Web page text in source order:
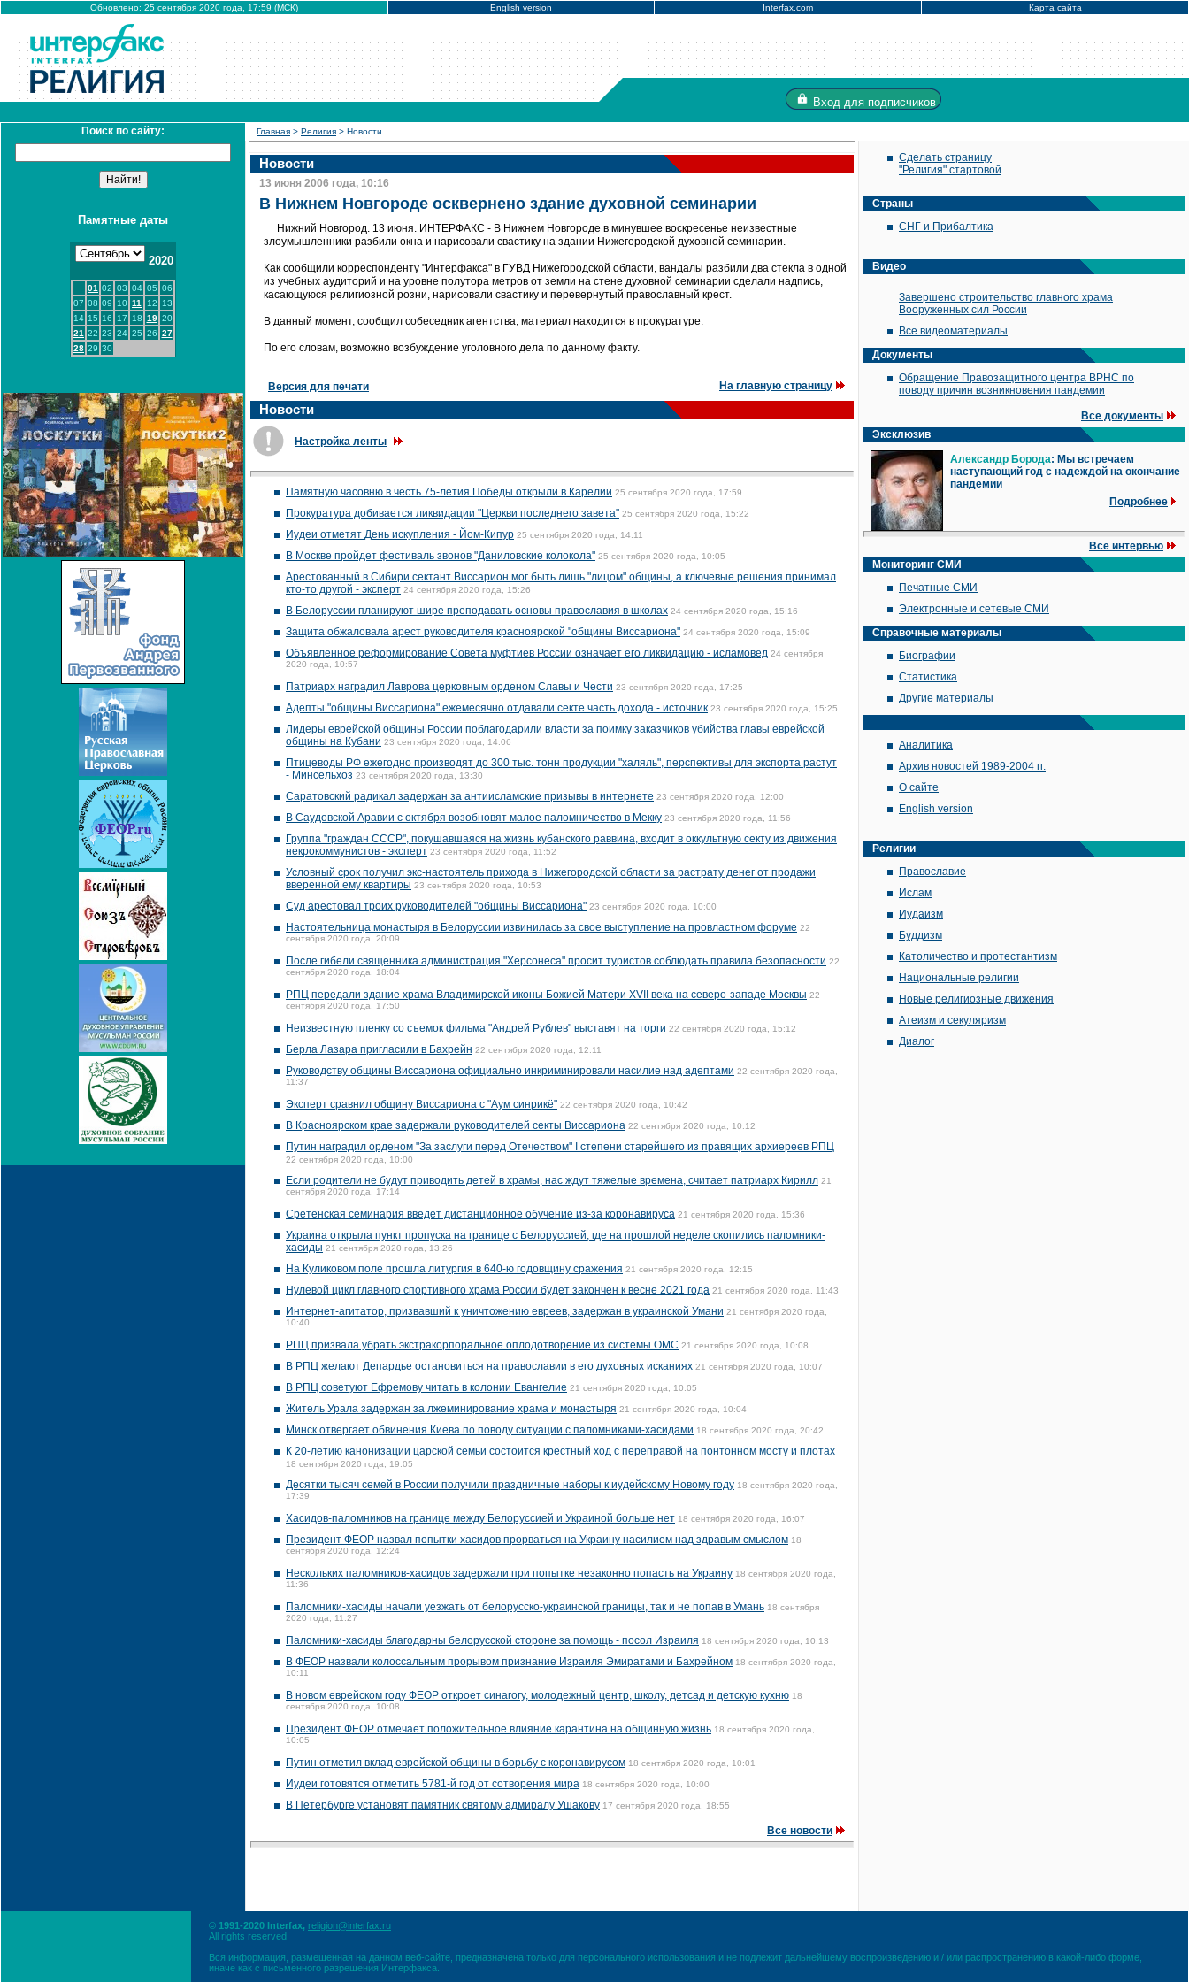
Обновлено: 25 сентября 2020 года, 17:59 (МСК) English version Interfax.com Карта сайта
Вход для подписчиков
Поиск по сайту:
Памятные даты
2020
01 02 03 04 05 06
07 08 09 10 11 12
13
14 15 16 17 18 19 20
21 22 23 24 25 26 27
28 29 30
Главная > Религия > Новости
Новости
13 июня 2006 года, 10:16
В Нижнем Новгороде осквернено здание духовной семинарии
Нижний Новгород. 13 июня. ИНТЕРФАКС - В Нижнем Новгороде в минувшее воскресенье неизвестные
злоумышленники разбили окна и нарисовали свастику на здании Нижегородской духовной семинарии.
Как сообщили корреспонденту "Интерфакса" в ГУВД Нижегородской области, вандалы разбили два стекла в одной
из учебных аудиторий и на уровне полутора метров от земли на стене духовной семинарии сделали надпись,
касающуюся религиозной розни, нарисовали свастику и перевернутый православный крест.
В данный момент, сообщил собеседник агентства, материал находится в прокуратуре.
По его словам, возможно возбуждение уголовного дела по данному факту.
Версия для печати На главную страницу
Новости
Настройка ленты
Памятную часовню в честь 75-летия Победы открыли в Карелии 25 сентября 2020 года, 17:59
Прокуратура добивается ликвидации "Церкви последнего завета" 25 сентября 2020 года, 15:22
Иудеи отметят День искупления - Йом-Кипур 25 сентября 2020 года, 14:11
В Москве пройдет фестиваль звонов "Даниловские колокола" 25 сентября 2020 года, 10:05
Арестованный в Сибири сектант Виссарион мог быть лишь "лицом" общины, а ключевые решения принимал
кто-то другой - эксперт 24 сентября 2020 года, 15:26
В Белоруссии планируют шире преподавать основы православия в школах 24 сентября 2020 года, 15:16
Защита обжаловала арест руководителя красноярской "общины Виссариона" 24 сентября 2020 года, 15:09
Объявленное реформирование Совета муфтиев России означает его ликвидацию - исламовед 24 сентября
2020 года, 10:57
Патриарх наградил Лаврова церковным орденом Славы и Чести 23 сентября 2020 года, 17:25
Адепты "общины Виссариона" ежемесячно отдавали секте часть дохода - источник 23 сентября 2020 года, 15:25
Лидеры еврейской общины России поблагодарили власти за поимку заказчиков убийства главы еврейской
общины на Кубани 23 сентября 2020 года, 14:06
Птицеводы РФ ежегодно производят до 300 тыс. тонн продукции "халяль", перспективы для экспорта растут
- Минсельхоз 23 сентября 2020 года, 13:30
Саратовский радикал задержан за антиисламские призывы в интернете 23 сентября 2020 года, 12:00
В Саудовской Аравии с октября возобновят малое паломничество в Мекку 23 сентября 2020 года, 11:56
Группа "граждан СССР", покушавшаяся на жизнь кубанского раввина, входит в оккультную секту из движения
некрокоммунистов - эксперт 23 сентября 2020 года, 11:52
Условный срок получил экс-настоятель прихода в Нижегородской области за растрату денег от продажи
вверенной ему квартиры 23 сентября 2020 года, 10:53
Суд арестовал троих руководителей "общины Виссариона" 23 сентября 2020 года, 10:00
Настоятельница монастыря в Белоруссии извинилась за свое выступление на провластном форуме 22
сентября 2020 года, 20:09
После гибели священника администрация "Херсонеса" просит туристов соблюдать правила безопасности 22
сентября 2020 года, 18:04
РПЦ передали здание храма Владимирской иконы Божией Матери XVII века на северо-западе Москвы 22
сентября 2020 года, 17:50
Неизвестную пленку со съемок фильма "Андрей Рублев" выставят на торги 22 сентября 2020 года, 15:12
Берла Лазара пригласили в Бахрейн 22 сентября 2020 года, 12:11
Руководству общины Виссариона официально инкриминировали насилие над адептами 22 сентября 2020 года,
11:37
Эксперт сравнил общину Виссариона с "Аум синрикё" 22 сентября 2020 года, 10:42
В Красноярском крае задержали руководителей секты Виссариона 22 сентября 2020 года, 10:12
Путин наградил орденом "За заслуги перед Отечеством" I степени старейшего из правящих архиереев РПЦ
22 сентября 2020 года, 10:00
Если родители не будут приводить детей в храмы, нас ждут тяжелые времена, считает патриарх Кирилл 21
сентября 2020 года, 17:14
Сретенская семинария введет дистанционное обучение из-за коронавируса 21 сентября 2020 года, 15:36
Украина открыла пункт пропуска на границе с Белоруссией, где на прошлой неделе скопились паломники-
хасиды 21 сентября 2020 года, 13:26
На Куликовом поле прошла литургия в 640-ю годовщину сражения 21 сентября 2020 года, 12:15
Нулевой цикл главного спортивного храма России будет закончен к весне 2021 года 21 сентября 2020 года, 11:43
Интернет-агитатор, призвавший к уничтожению евреев, задержан в украинской Умани 21 сентября 2020 года,
10:40
РПЦ призвала убрать экстракорпоральное оплодотворение из системы ОМС 21 сентября 2020 года, 10:08
В РПЦ желают Депардье остановиться на православии в его духовных исканиях 21 сентября 2020 года, 10:07
В РПЦ советуют Ефремову читать в колонии Евангелие 21 сентября 2020 года, 10:05
Житель Урала задержан за лжеминирование храма и монастыря 21 сентября 2020 года, 10:04
Минск отвергает обвинения Киева по поводу ситуации с паломниками-хасидами 18 сентября 2020 года, 20:42
К 20-летию канонизации царской семьи состоится крестный ход с переправой на понтонном мосту и плотах
18 сентября 2020 года, 19:05
Десятки тысяч семей в России получили праздничные наборы к иудейскому Новому году 18 сентября 2020 года,
17:39
Хасидов-паломников на границе между Белоруссией и Украиной больше нет 18 сентября 2020 года, 16:07
Президент ФЕОР назвал попытки хасидов прорваться на Украину насилием над здравым смыслом 18
сентября 2020 года, 12:24
Нескольких паломников-хасидов задержали при попытке незаконно попасть на Украину 18 сентября 2020 года,
11:36
Паломники-хасиды начали уезжать от белорусско-украинской границы, так и не попав в Умань 18 сентября
2020 года, 11:27
Паломники-хасиды благодарны белорусской стороне за помощь - посол Израиля 18 сентября 2020 года, 10:13
В ФЕОР назвали колоссальным прорывом признание Израиля Эмиратами и Бахрейном 18 сентября 2020 года,
10:11
В новом еврейском году ФЕОР откроет синагогу, молодежный центр, школу, детсад и детскую кухню 18
сентября 2020 года, 10:08
Президент ФЕОР отмечает положительное влияние карантина на общинную жизнь 18 сентября 2020 года,
10:05
Путин отметил вклад еврейской общины в борьбу с коронавирусом 18 сентября 2020 года, 10:01
Иудеи готовятся отметить 5781-й год от сотворения мира 18 сентября 2020 года, 10:00
В Петербурге установят памятник святому адмиралу Ушакову 17 сентября 2020 года, 18:55
Все новости
Сделать страницу
"Религия" стартовой
Страны
СНГ и Прибалтика
Видео
Завершено строительство главного храма
Вооруженных сил России
Все видеоматериалы
Документы
Обращение Правозащитного центра ВРНС по
поводу причин возникновения пандемии
Все документы
Эксклюзив
Александр Борода: Мы встречаем
наступающий год с надеждой на окончание
пандемии
Подробнее
Все интервью
Мониторинг СМИ
Печатные СМИ
Электронные и сетевые СМИ
Справочные материалы
Биографии
Статистика
Другие материалы
Аналитика
Архив новостей 1989-2004 гг.
О сайте
English version
Религии
Православие
Ислам
Иудаизм
Буддизм
Католичество и протестантизм
Национальные религии
Новые религиозные движения
Атеизм и секуляризм
Диалог
© 1991-2020 Interfax, religion@interfax.ru
All rights reserved
Вся информация, размещенная на данном веб-сайте, предназначена только для персонального использования и не подлежит дальнейшему воспроизведению и / или распространению в какой-либо форме,
иначе как с письменного разрешения Интерфакса.